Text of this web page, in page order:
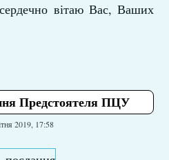
вітаю Вас, Ваших
Предстоятеля ПЦУ
2019, 17:58